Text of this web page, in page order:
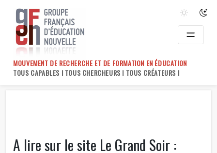
content
MOUVEMENT DE RECHERCHE ET DE FORMATION EN ÉDUCATION
TOUS CAPABLES ! TOUS CHERCHEURS ! TOUS CRÉATEURS !
A lire sur le site Le Grand Soir :